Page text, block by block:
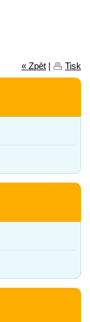
« Zpět | Tisk